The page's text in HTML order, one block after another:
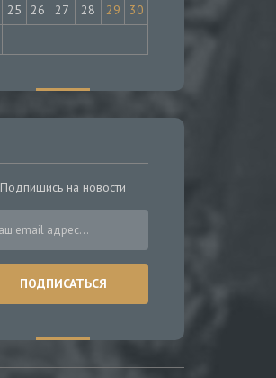
25 26 27 28 29
30
Подпишись на новости